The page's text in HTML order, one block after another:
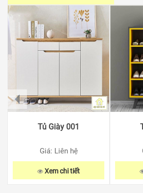
Tủ Giày 001
Giá: Liên hệ
Xem chi tiết
prev